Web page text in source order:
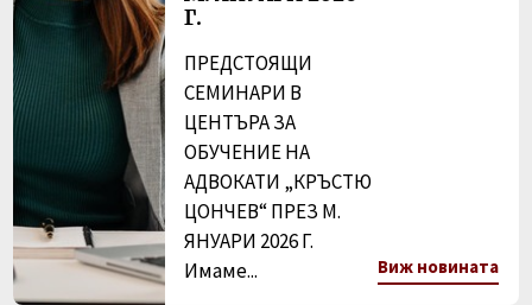
Г.
ПРЕДСТОЯЩИ
СЕМИНАРИ В
ЦЕНТЪРА ЗА
ОБУЧЕНИЕ НА
АДВОКАТИ „КРЪСТЮ
ЦОНЧЕВ“ ПРЕЗ М.
ЯНУАРИ 2026 Г.
Имаме...
Виж новината